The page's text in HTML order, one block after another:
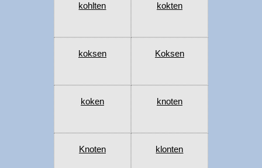
kohlten kokten
koksen Koksen
koken knoten
Knoten klonten